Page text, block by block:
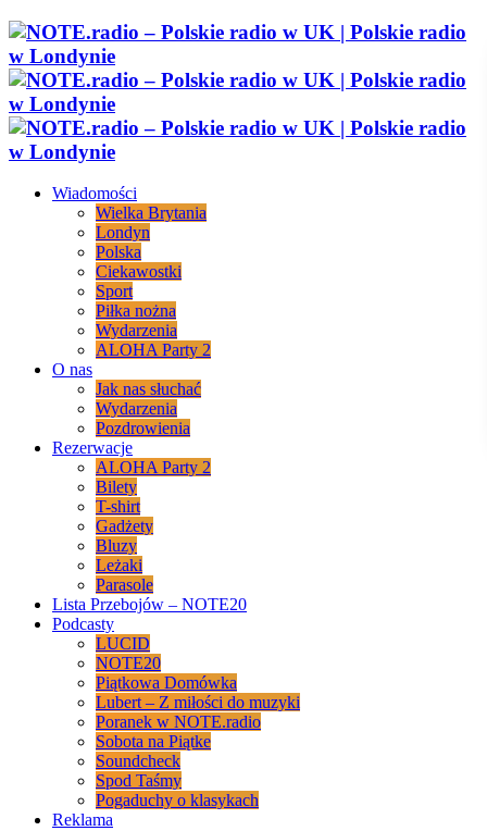
Wiadomości
Wielka Brytania
Londyn
Polska
Ciekawostki
Sport
Piłka nożna
Wydarzenia
ALOHA Party 2
O nas
Jak nas słuchać
Wydarzenia
Pozdrowienia
Rezerwacje
ALOHA Party 2
Bilety
T-shirt
Gadżety
Bluzy
Leżaki
Parasole
Lista Przebojów – NOTE20
Podcasty
LUCID
NOTE20
Piątkowa Domówka
Lubert – Z miłości do muzyki
Poranek w NOTE.radio
Sobota na Piątke
Soundcheck
Spod Taśmy
Pogaduchy o klasykach
Reklama